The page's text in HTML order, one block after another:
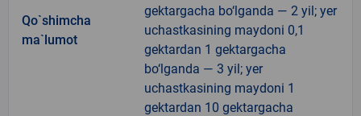
Qo`shimcha
ma`lumot
gektargacha bo‘lganda — 2 yil; yer
uchastkasining maydoni 0,1
gektardan 1 gektargacha
bo‘lganda — 3 yil; yer
uchastkasining maydoni 1
gektardan 10 gektargacha